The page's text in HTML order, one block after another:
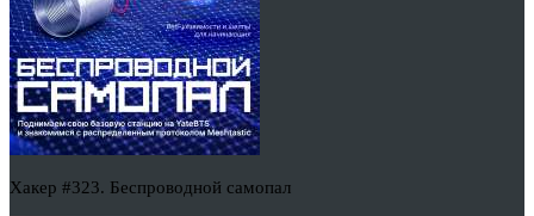
Хакер #323. Беспроводной самопал